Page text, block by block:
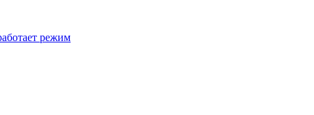
режим